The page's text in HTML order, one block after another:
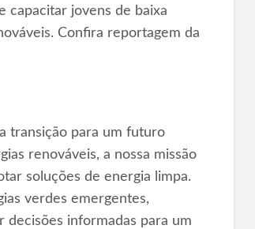
capacitar jovens de baixa
Confira reportagem da
transição para um futuro
renováveis, a nossa missão
soluções de energia limpa.
verdes emergentes,
decisões informadas para um